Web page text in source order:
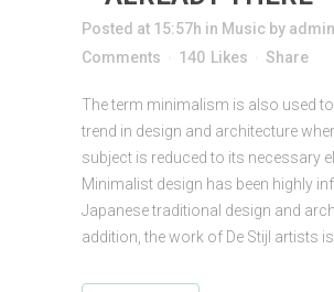
Posted at 15:57h in Music by admin
Comments
140 Likes Share
The term minimalism is also used
trend in design and architecture
subject is reduced to its necessary
Minimalist design has been highly
Japanese traditional design and
addition, the work of De Stijl artists is...